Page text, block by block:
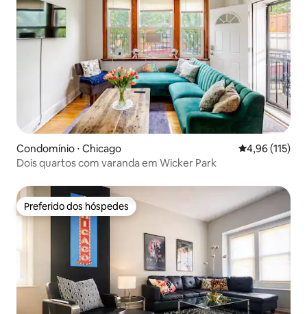
Condomínio ⋅ Chicago 4,96 de uma
4,96 (115)
Dois quartos com varanda em Wicker Park
Preferido dos hóspedes
Preferido dos hóspedes